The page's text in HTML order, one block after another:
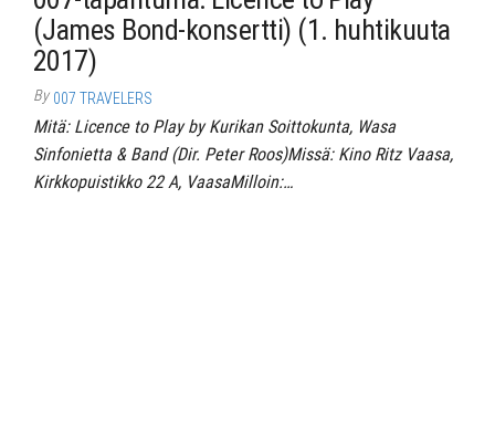
(James Bond-konsertti) (1. huhtikuuta
2017)
By 007 TRAVELERS
Mitä: Licence to Play by Kurikan Soittokunta, Wasa
Sinfonietta & Band (Dir. Peter Roos)Missä: Kino Ritz Vaasa,
Kirkkopuistikko 22 A, VaasaMilloin:…